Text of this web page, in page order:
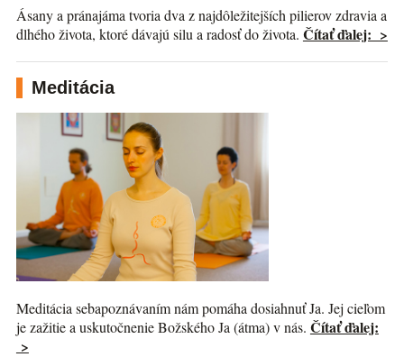
Ásany a pránajáma tvoria dva z najdôležitejších pilierov zdravia a
dlhého života, ktoré dávajú silu a radosť do života. Čítať ďalej: >
Meditácia
Meditácia sebapoznávaním nám pomáha dosiahnuť Ja. Jej cieľom
je zažitie a uskutočnenie Božského Ja (átma) v nás. Čítať ďalej:
>